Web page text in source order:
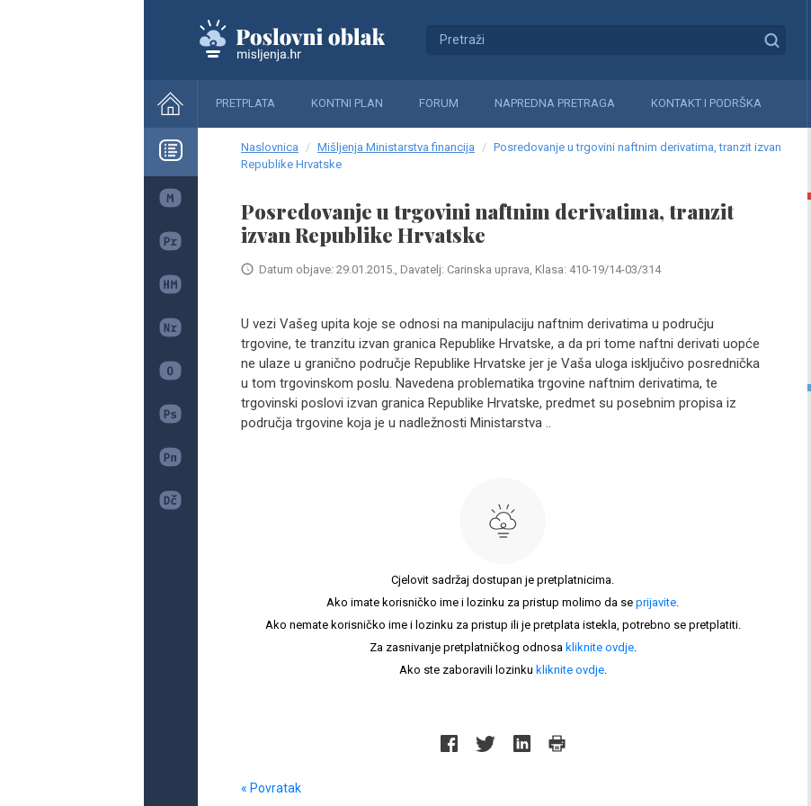
PRETPLATA KONTNI PLAN FORUM NAPREDNA PRETRAGA KONTAKT I PODRŠKA
Naslovnica Mišljenja Ministarstva financija
Posredovanje u trgovini naftnim derivatima, tranzit izvan
Republike Hrvatske
Posredovanje u trgovini naftnim derivatima, tranzit
izvan Republike Hrvatske
Datum objave: 29.01.2015., Davatelj: Carinska uprava, Klasa: 410-19/14-03/314
U vezi Vašeg upita koje se odnosi na manipulaciju naftnim derivatima u području
trgovine, te tranzitu izvan granica Republike Hrvatske, a da pri tome naftni derivati uopće
ne ulaze u granično područje Republike Hrvatske jer je Vaša uloga isključivo posrednička
u tom trgovinskom poslu. Navedena problematika trgovine naftnim derivatima, te
trgovinski poslovi izvan granica Republike Hrvatske, predmet su posebnim propisa iz
područja trgovine koja je u nadležnosti Ministarstva ..
Cjelovit sadržaj dostupan je pretplatnicima.
Ako imate korisničko ime i lozinku za pristup molimo da se prijavite.
Ako nemate korisničko ime i lozinku za pristup ili je pretplata istekla, potrebno se pretplatiti.
Za zasnivanje pretplatničkog odnosa kliknite ovdje.
Ako ste zaboravili lozinku kliknite ovdje.
« Povratak